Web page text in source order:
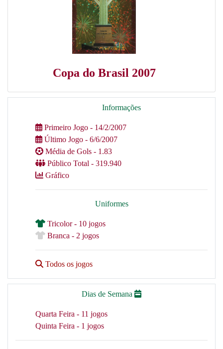
Copa do Brasil 2007
Informações
Primeiro Jogo - 14/2/2007
Último Jogo - 6/6/2007
Média de Gols - 1.83
Público Total - 319.940
Gráfico
Uniformes
Tricolor - 10 jogos
Branca - 2 jogos
Todos os jogos
Dias de Semana
Quarta Feira - 11 jogos
Quinta Feira - 1 jogos